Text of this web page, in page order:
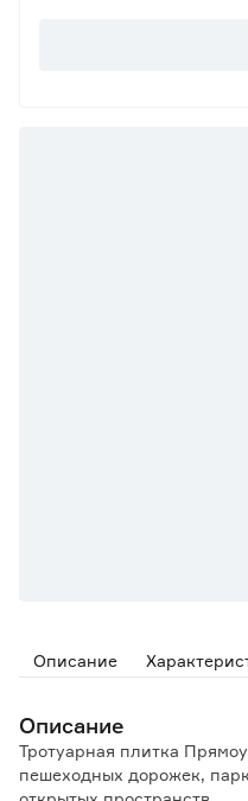
Описание
Описание
Тротуарная плитка
пешеходных дорожек,